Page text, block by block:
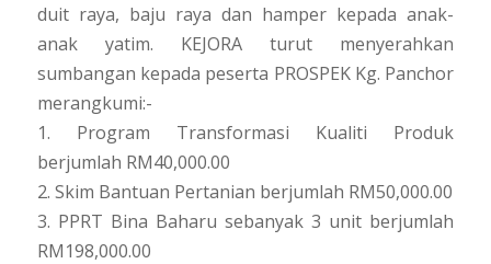
duit raya, baju raya dan hamper kepada anak-
anak yatim. KEJORA turut menyerahkan
sumbangan kepada peserta PROSPEK Kg. Panchor
merangkumi:-
1. Program Transformasi Kualiti Produk
berjumlah RM40,000.00
2. Skim Bantuan Pertanian berjumlah RM50,000.00
3. PPRT Bina Baharu sebanyak 3 unit berjumlah
RM198,000.00